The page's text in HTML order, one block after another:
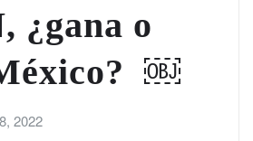
¿gana o
￼
2022